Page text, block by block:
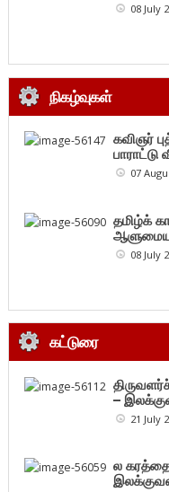
08 July
நிகழ்வுகள்
கவிஞர்
பாராட்டு
07
தமிழ்க்
08 July
கட்டுரை
–
21 July
ல